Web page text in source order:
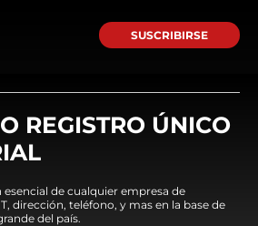
SUSCRIBIRSE
REGISTRO ÚNICO
esencial de cualquier empresa de
dirección, teléfono, y mas en la base de
del país.